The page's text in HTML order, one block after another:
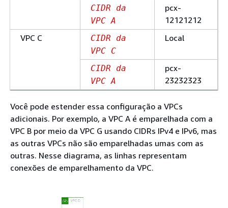
CIDR da
VPC A
pcx-
12121212
VPC C
CIDR da
VPC C
Local
CIDR da
VPC A
pcx-
23232323
Você pode estender essa configuração a VPCs
adicionais. Por exemplo, a VPC A é emparelhada com a
VPC B por meio da VPC G usando CIDRs IPv4 e IPv6, mas
as outras VPCs não são emparelhadas umas com as
outras. Nesse diagrama, as linhas representam
conexões de emparelhamento da VPC.